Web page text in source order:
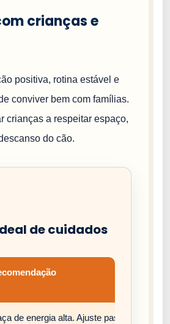
crianças e
positiva, rotina estável e
conviver bem com famílias.
crianças a respeitar espaço,
do cão.
de cuidados
de energia alta. Ajuste passeios,